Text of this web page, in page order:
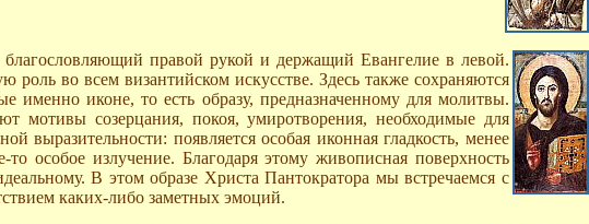
правой рукой и держащий Евангелие в левой.
во всем византийском искусстве. Здесь также сохраняются
именно иконе, то есть образу, предназначенному для молитвы.
мотивы созерцания, покоя, умиротворения, необходимые для
выразительности: появляется особая иконная гладкость, менее
особое излучение. Благодаря этому живописная поверхность
В этом образе Христа Пантократора мы встречаемся с
каких-либо заметных эмоций.